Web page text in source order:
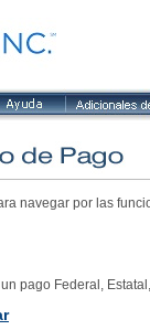
navegar por las
pago Federal,